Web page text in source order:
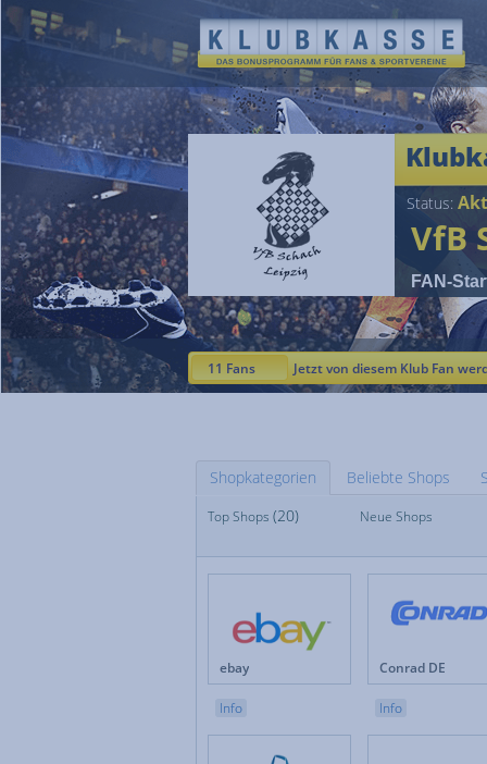
Status:
VfB
FAN-
11 Fans Jetzt von diesem Klub Fan
Shopkategorien Beliebte Shops
Top Shops
Apotheken
Baby & Kinder
Blumen
Brillen & Kontaktlinsen
Bücher & Zeitschriften
Büro & Betrieb
Top Shops (20) Neue Shops
ebay
Info
Conrad DE
Info